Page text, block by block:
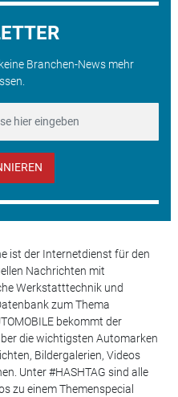
Branchen-News mehr
ist der Internetdienst für den
Nachrichten mit
Werkstatttechnik und
zum Thema
bekommt der
die wichtigsten Automarken
Bildergalerien, Videos
Unter #HASHTAG sind alle
zu einem Themenspecial